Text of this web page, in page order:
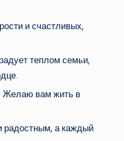
и счастливых,
теплом семьи,
Желаю вам жить в
радостным, а каждый